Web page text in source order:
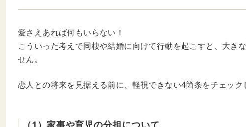
愛さえあれば何もいらない！
こういった考えで同棲や結婚に向けて行動を起こすと、大き
せん。
恋人との将来を見据える前に、軽視できない4箇条をチェック